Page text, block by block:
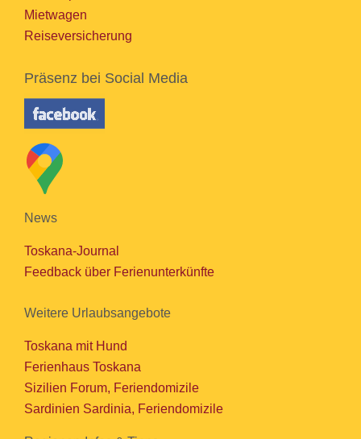
Mietwagen
Reiseversicherung
Präsenz bei Social Media
News
Toskana-Journal
Feedback über Ferienunterkünfte
Weitere Urlaubsangebote
Toskana mit Hund
Ferienhaus Toskana
Sizilien Forum, Feriendomizile
Sardinien Sardinia, Feriendomizile